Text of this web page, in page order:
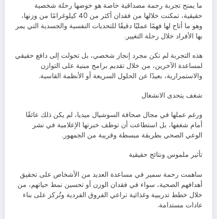
ما يمنح تجربة رحمة مصداقية خاصة هو خوضها رحلة شخصية
حقيقية، تمكنت خلالها من فقدان أكثر من 40 كيلوغرامًا من وزنها،
وهو ما أتاح لها فهمًا عمليًا دقيقًا للتحديات النفسية والجسدية التي يمر
بها الأفراد خلال رحلة التغيير.
هذه التجربة لم تكن مجرد إنجاز شخصي، بل تحولت إلى دافع حقيقي
لمساعدة الآخرين، من خلال تقديم برامج مبنية على التوازن
والاستمرارية، بعيدًا عن الحلول السريعة أو الأنظمة القاسية.
شغف يتحدى الانشغال
ورغم عملها في مجال صحافة السوشيال ميديا، لم يكن ذلك عائقًا
أمام شغفها، بل استطاعت أن توظف خبرتها الإعلامية في نشر
الوعي الصحي بطريقة مبسطة وقريبة من الجمهور.
تأثير ملموس ونتائج حقيقية
ساهمت رحمة سمير في مساعدة العديد من الأشخاص على تحقيق
أهدافهم الصحية، سواء في فقدان الوزن أو تحسين نمط حياتهم، من
خلال خطط تدريبية وغذائية تراعي الفروق الفردية وتُركز على بناء
عادات مستدامة.